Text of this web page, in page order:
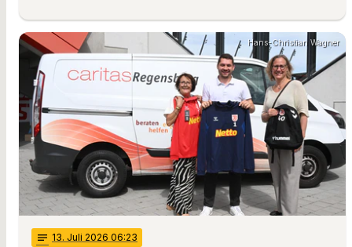
Hans-Christian Wagner
notes 13. Juli 2026 06:23